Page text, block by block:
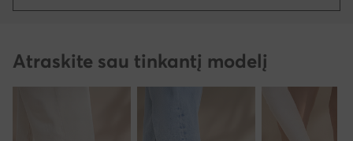
Atraskite sau tinkantį modelį